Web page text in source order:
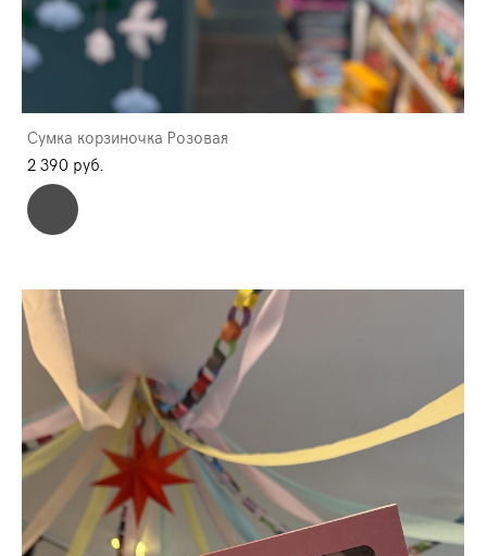
Сумка корзиночка Розовая
2 390 pуб.